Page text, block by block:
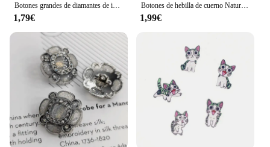
1,79€
Botones de hebilla de cuerno Natural para ropa, suéter, abrigo, costura, decoraciones Vintage, accesorios de bricolaje, botón redondo de cuatro agujeros, 10 piezas
1,99€